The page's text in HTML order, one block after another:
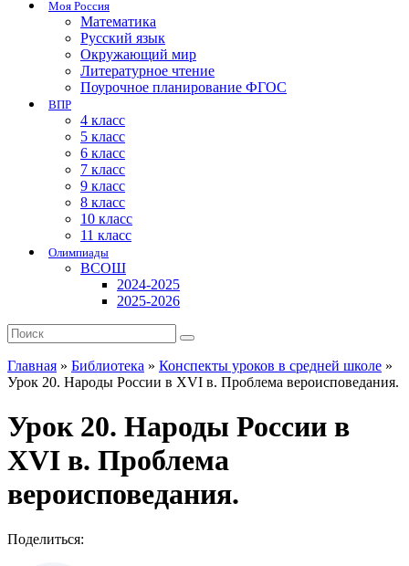
Моя Россия
Математика
Русский язык
Окружающий мир
Литературное чтение
Поурочное планирование ФГОС
ВПР
4 класс
5 класс
6 класс
7 класс
9 класс
8 класс
10 класс
11 класс
Олимпиады
ВСОШ
2024-2025
2025-2026
Главная » Библиотека » Конспекты уроков в средней школе »
Урок 20. Народы России в XVI в. Проблема вероисповедания.
Урок 20. Народы России в
XVI в. Проблема
вероисповедания.
Поделиться: